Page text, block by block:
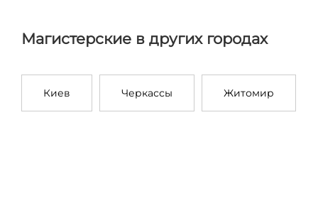
Магистерские в других городах
Киев Черкассы Житомир